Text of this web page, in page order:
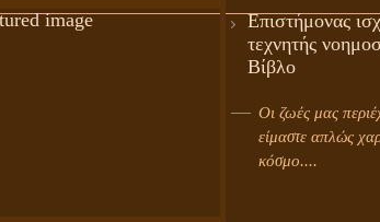
Επιστήμονας
τεχνητής
Βίβλο
Οι ζωές μας
είμαστε απλώς
κόσμο....